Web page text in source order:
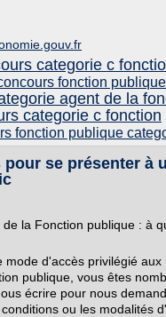
categorie c
fonction publique
agent de la
categorie c fonction
fonction publique
se présenter à
la Fonction publique : à
mode d'accès privilégié aux
publique, vous êtes
écrire pour nous
ou les modalités